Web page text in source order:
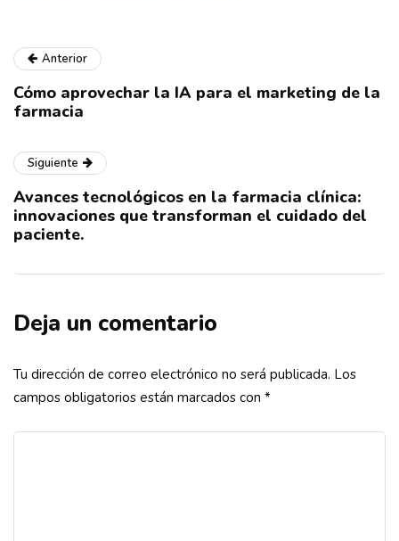
Anterior
Cómo aprovechar la IA para el marketing de la
farmacia
Siguiente
Avances tecnológicos en la farmacia clínica:
innovaciones que transforman el cuidado del
paciente.
Deja un comentario
Tu dirección de correo electrónico no será publicada. Los
campos obligatorios están marcados con *